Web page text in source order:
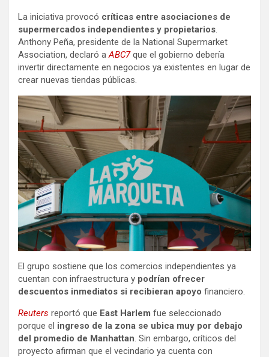
La iniciativa provocó críticas entre asociaciones de
supermercados independientes y propietarios.
Anthony Peña, presidente de la National Supermarket
Association, declaró aABC7que el gobierno debería
invertir directamente en negocios ya existentes en lugar de
crear nuevas tiendas públicas.
El grupo sostiene que los comercios independientes ya
cuentan con infraestructura y podrían ofrecer
descuentos inmediatos si recibieran apoyo financiero.
Reuters reportó que East Harlem fue seleccionado
porque el ingreso de la zona se ubica muy por debajo
del promedio de Manhattan. Sin embargo, críticos del
proyecto afirman que el vecindario ya cuenta con